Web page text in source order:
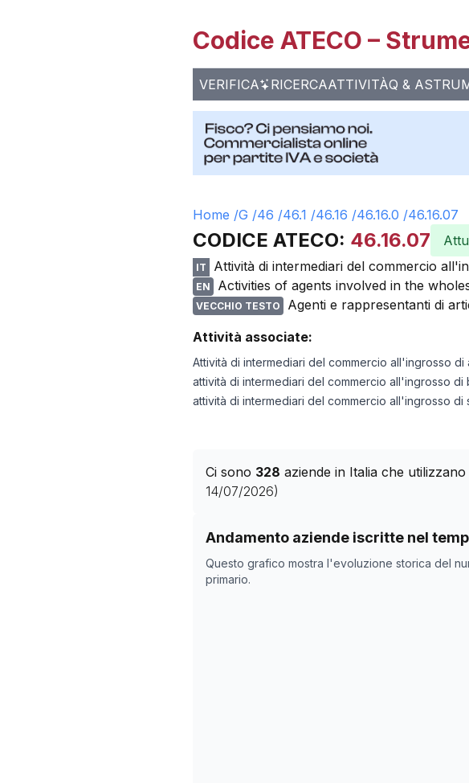
Codice ATECO –
VERIFICA RICERCAATTIVITÀQ & A
Home /G /46 /46.1 /46.16 /46.16.0 /46.16.07
CODICE ATECO: 46.16.07
IT Attività di intermediari del commercio
EN Activities of agents involved in the
VECCHIO TESTO
Agenti e rappresentanti di
Attività associate:
Attività di intermediari del commercio all'ingrosso
attività di intermediari del commercio all'ingrosso
attività di intermediari del commercio all'ingrosso di
Ci sono 328 aziende in Italia che
14/07/2026)
Andamento aziende iscritte nel
Questo grafico mostra l'evoluzione storica del
primario.
Storico numero di aziende con codice
Data rilevazione
28/04/2025